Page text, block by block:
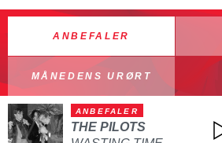
ANBEFALER
MÅNEDENS URØRT
ANBEFALER
THE PILOTS